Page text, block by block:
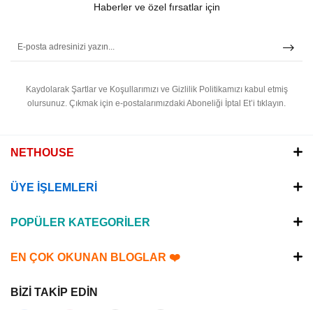
Haberler ve özel fırsatlar için
Kaydolarak Şartlar ve Koşullarımızı ve Gizlilik Politikamızı kabul etmiş
olursunuz. Çıkmak için e-postalarımızdaki Aboneliği İptal Et’i tıklayın.
NETHOUSE
ÜYE İŞLEMLERİ
POPÜLER KATEGORİLER
EN ÇOK OKUNAN BLOGLAR ❤️
BİZİ TAKİP EDİN